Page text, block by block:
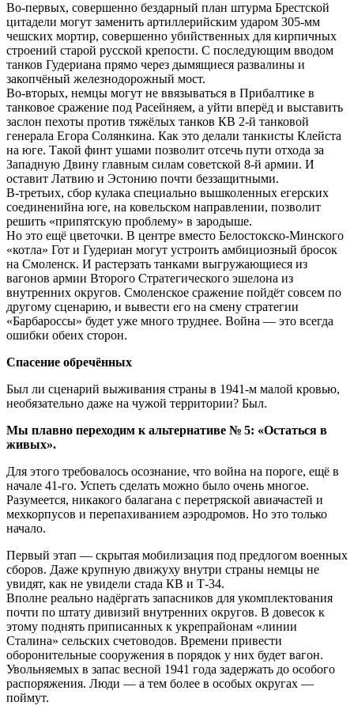
Во-первых, совершенно бездарный план штурма Брестской
цитадели могут заменить артиллерийским ударом 305-мм
чешских мортир, совершенно убийственных для кирпичных
строений старой русской крепости. С последующим вводом
танков Гудериана прямо через дымящиеся развалины и
закопчёный железнодорожный мост.
Во-вторых, немцы могут не ввязываться в Прибалтике в
танковое сражение под Расейняем, а уйти вперёд и выставить
заслон пехоты против тяжёлых танков КВ 2-й танковой
генерала Егора Солянкина. Как это делали танкисты Клейста
на юге. Такой финт ушами позволит отсечь пути отхода за
Западную Двину главным силам советской 8-й армии. И
оставит Латвию и Эстонию почти беззащитными.
В-третьих, сбор кулака специально вышколенных егерских
соединенийна юге, на ковельском направлении, позволит
решить «припятскую проблему» в зародыше.
Но это ещё цветочки. В центре вместо Белостокско-Минского
«котла» Гот и Гудериан могут устроить амбициозный бросок
на Смоленск. И растерзать танками выгружающиеся из
вагонов армии Второго Стратегического эшелона из
внутренних округов. Смоленское сражение пойдёт совсем по
другому сценарию, и вывести его на смену стратегии
«Барбароссы» будет уже много труднее. Война — это всегда
ошибки обеих сторон.
Спасение обречённых
Был ли сценарий выживания страны в 1941-м малой кровью,
необязательно даже на чужой территории? Был.
Мы плавно переходим к альтернативе № 5: «Остаться в
живых».
Для этого требовалось осознание, что война на пороге, ещё в
начале 41-го. Успеть сделать можно было очень многое.
Разумеется, никакого балагана с перетряской авиачастей и
мехкорпусов и перепахиванием аэродромов. Но это только
начало.
Первый этап — скрытая мобилизация под предлогом военных
сборов. Даже крупную движуху внутри страны немцы не
увидят, как не увидели стада КВ и Т-34.
Вполне реально надёргать запасников для укомплектования
почти по штату дивизий внутренних округов. В довесок к
этому поднять приписанных к укрепрайонам «линии
Сталина» сельских счетоводов. Времени привести
оборонительные сооружения в порядок у них будет вагон.
Увольняемых в запас весной 1941 года задержать до особого
распоряжения. Люди — а тем более в особых округах —
поймут.